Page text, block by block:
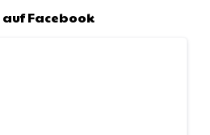
auf Facebook